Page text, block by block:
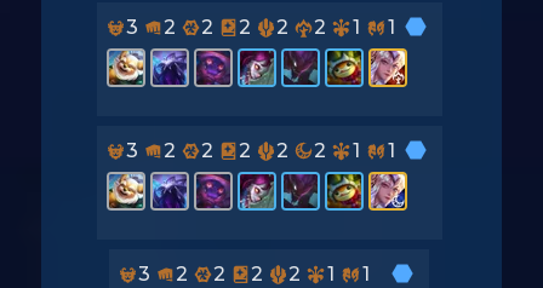
3 2 2 2 2 2 1 1
3 2 2 2 2 2 1 1
3 2 2 2 2 1 1